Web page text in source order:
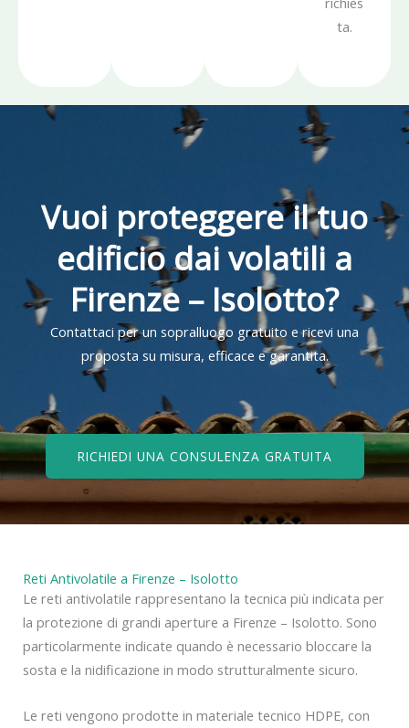
ta.
Vuoi proteggere il tuo
edificio dai volatili a
Firenze – Isolotto?
Contattaci per un sopralluogo gratuito e ricevi una
proposta su misura, efficace e garantita.
RICHIEDI UNA CONSULENZA GRATUITA
Reti Antivolatile a Firenze – Isolotto
Le reti antivolatile rappresentano la tecnica più indicata per
la protezione di grandi aperture a Firenze – Isolotto. Sono
particolarmente indicate quando è necessario bloccare la
sosta e la nidificazione in modo strutturalmente sicuro.
Le reti vengono prodotte in materiale tecnico HDPE, con